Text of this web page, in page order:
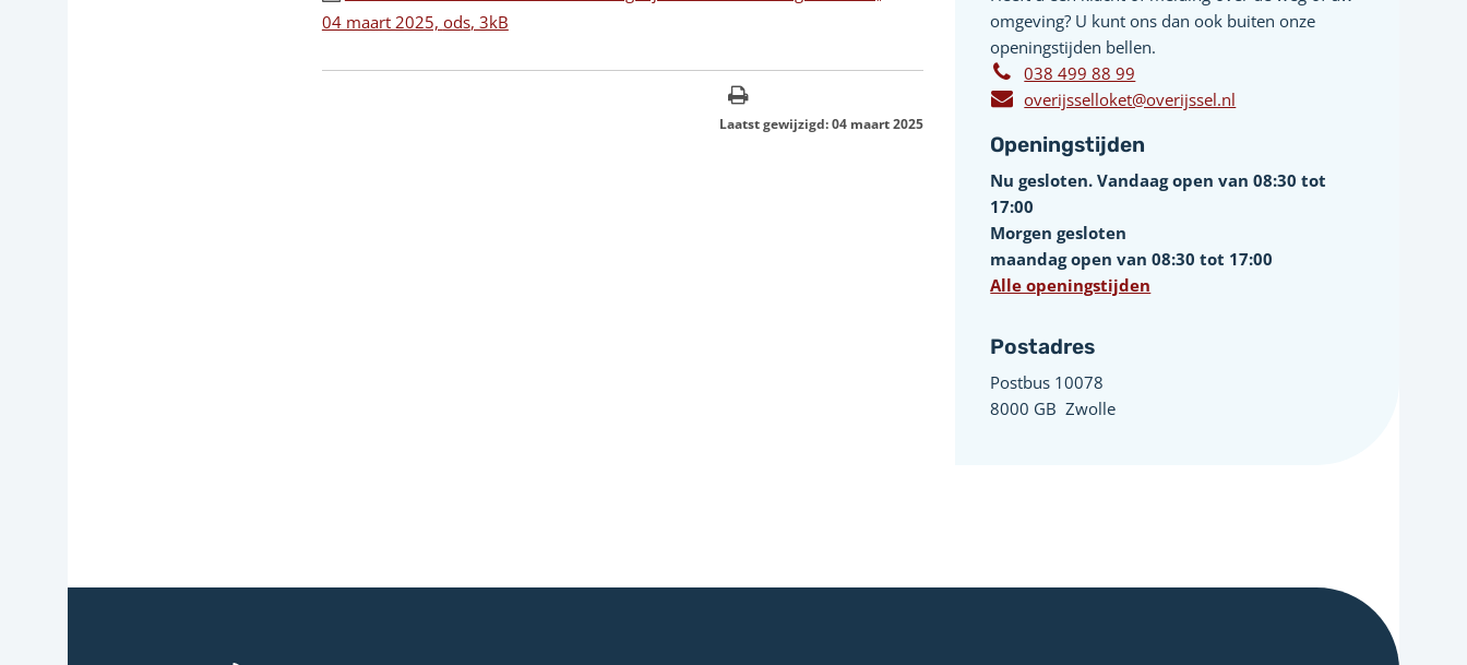
04 maart 2025, ods, 3kB
Laatst gewijzigd: 04 maart 2025
omgeving? U kunt ons dan ook buiten onze
openingstijden bellen.
038 499 88 99
overijsselloket@overijssel.nl
Openingstijden
Nu gesloten. Vandaag open van 08:30 tot
17:00
Morgen gesloten
maandag open van 08:30 tot 17:00
Alle openingstijden
Postadres
Postbus 10078 ­
8000 GB ­ Zwolle